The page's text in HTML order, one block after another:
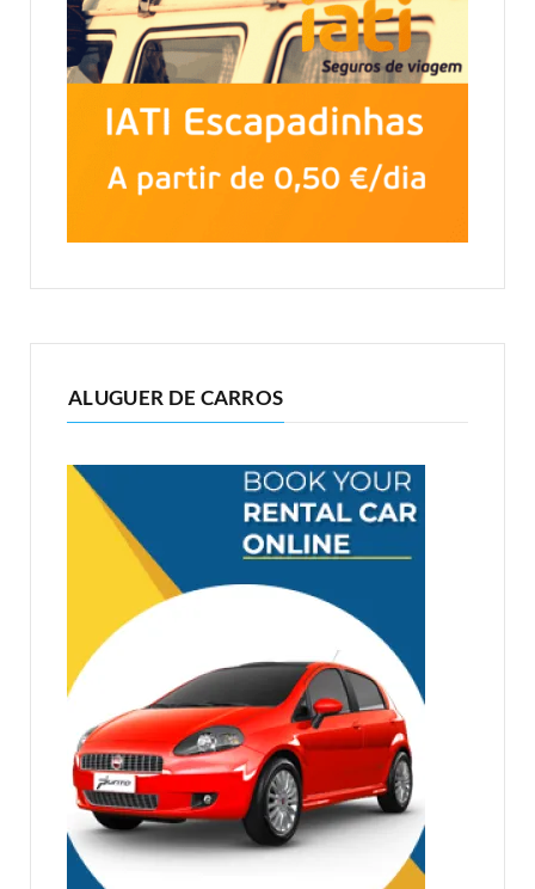
ALUGUER DE CARROS